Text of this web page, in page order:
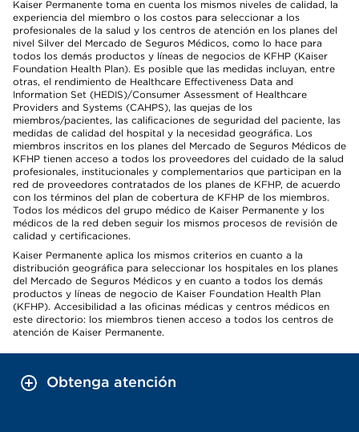
Kaiser Permanente toma en cuenta los mismos niveles de calidad, la
experiencia del miembro o los costos para seleccionar a los
profesionales de la salud y los centros de atención en los planes del
nivel Silver del Mercado de Seguros Médicos, como lo hace para
todos los demás productos y líneas de negocios de KFHP (Kaiser
Foundation Health Plan). Es posible que las medidas incluyan, entre
otras, el rendimiento de Healthcare Effectiveness Data and
Information Set (HEDIS)/Consumer Assessment of Healthcare
Providers and Systems (CAHPS), las quejas de los
miembros/pacientes, las calificaciones de seguridad del paciente, las
medidas de calidad del hospital y la necesidad geográfica. Los
miembros inscritos en los planes del Mercado de Seguros Médicos de
KFHP tienen acceso a todos los proveedores del cuidado de la salud
profesionales, institucionales y complementarios que participan en la
red de proveedores contratados de los planes de KFHP, de acuerdo
con los términos del plan de cobertura de KFHP de los miembros.
Todos los médicos del grupo médico de Kaiser Permanente y los
médicos de la red deben seguir los mismos procesos de revisión de
calidad y certificaciones.
Kaiser Permanente aplica los mismos criterios en cuanto a la
distribución geográfica para seleccionar los hospitales en los planes
del Mercado de Seguros Médicos y en cuanto a todos los demás
productos y líneas de negocio de Kaiser Foundation Health Plan
(KFHP). Accesibilidad a las oficinas médicas y centros médicos en
este directorio: los miembros tienen acceso a todos los centros de
atención de Kaiser Permanente.
Obtenga atención